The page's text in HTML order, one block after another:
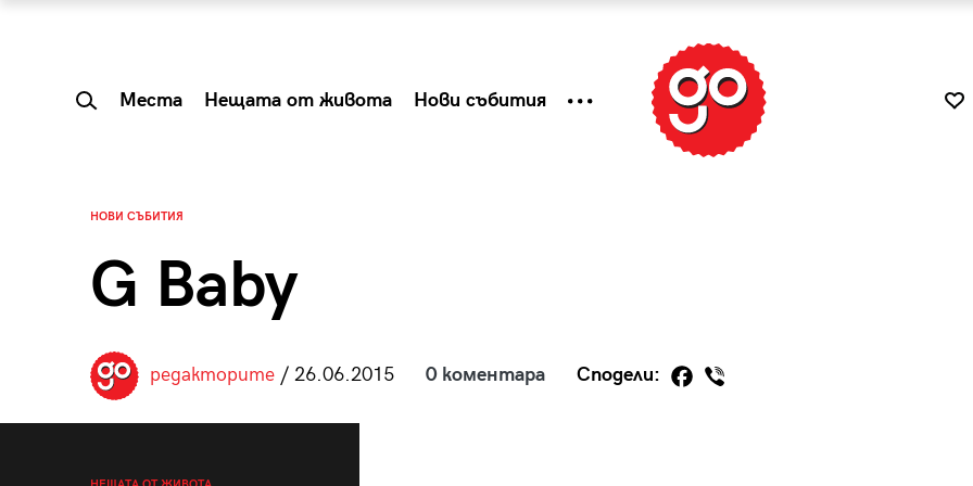
Места Нещата от живота Нови събития
НОВИ СЪБИТИЯ
G Baby
редакторите/ 26.06.2015 0 коментара Сподели: